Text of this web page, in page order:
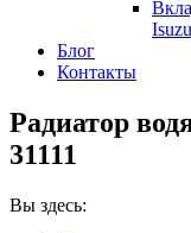
Isuzu
Блог
Контакты
Радиатор
31111
Вы здесь: